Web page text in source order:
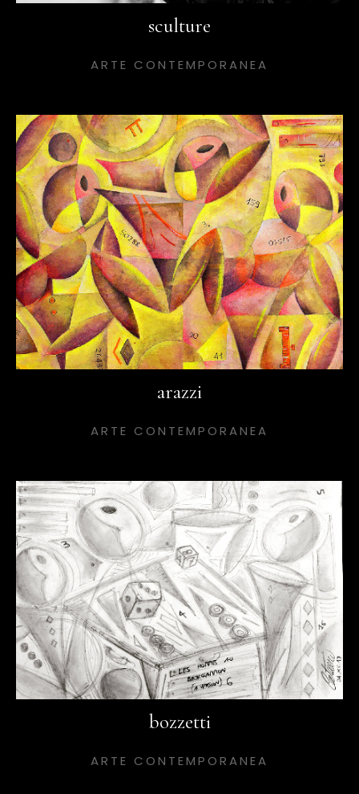
sculture
ARTE CONTEMPORANEA
arazzi
ARTE CONTEMPORANEA
bozzetti
ARTE CONTEMPORANEA